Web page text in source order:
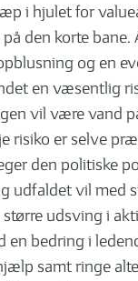
i hjulet for
den korte bane.
og en
en væsentlig
vil være vand
risiko er selve
den politiske
udfaldet vil med
udsving i
en bedring i
samt ringe